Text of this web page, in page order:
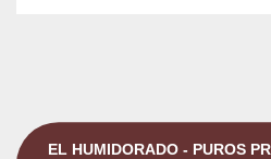
EL HUMIDORADO - PUROS